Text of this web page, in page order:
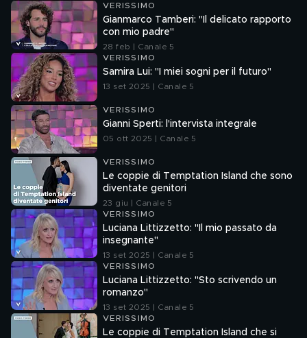
VERISSIMO
Gianmarco Tamberi: "Il delicato rapporto
con mio padre"
28 feb | Canale 5
VERISSIMO
Samira Lui: "I miei sogni per il futuro"
13 set 2025 | Canale 5
VERISSIMO
Gianni Sperti: l'intervista integrale
05 ott 2025 | Canale 5
VERISSIMO
Le coppie di Temptation Island che sono
diventate genitori
23 giu | Canale 5
VERISSIMO
Luciana Littizzetto: "Il mio passato da
insegnante"
13 set 2025 | Canale 5
VERISSIMO
Luciana Littizzetto: "Sto scrivendo un
romanzo"
13 set 2025 | Canale 5
VERISSIMO
Le coppie di Temptation Island che si